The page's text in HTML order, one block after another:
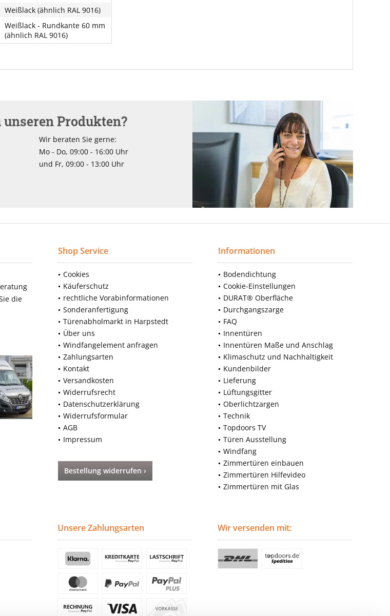
Weißlack (ähnlich RAL 9016)
Weißlack - Rundkante 60 mm
(ähnlich RAL 9016)
unseren Produkten?
Wir beraten Sie gerne:
Mo - Do, 09:00 - 16:00 Uhr
und Fr, 09:00 - 13:00 Uhr
die
Shop Service
Cookies
Käuferschutz
rechtliche Vorabinformationen
Sonderanfertigung
Türenabholmarkt in Harpstedt
Über uns
Windfangelement anfragen
Zahlungsarten
Kontakt
Versandkosten
Widerrufsrecht
Datenschutzerklärung
Widerrufsformular
AGB
Impressum
Bestellung widerrufen ›
Informationen
Bodendichtung
Cookie-Einstellungen
DURAT® Oberfläche
Durchgangszarge
FAQ
Innentüren
Innentüren Maße und Anschlag
Klimaschutz und Nachhaltigkeit
Kundenbilder
Lieferung
Lüftungsgitter
Oberlichtzargen
Technik
Topdoors TV
Türen Ausstellung
Windfang
Zimmertüren einbauen
Zimmertüren Hilfevideo
Zimmertüren mit Glas
Unsere Zahlungsarten Wir versenden mit: